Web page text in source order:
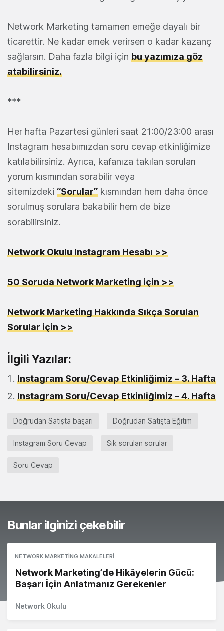
Network Marketing tamamen emeğe dayalı bir
ticarettir. Ne kadar emek verirsen o kadar kazanç
sağlarsın. Daha fazla bilgi için bu yazımıza göz
atabilirsiniz.
***
Her hafta Pazartesi günleri saat 21:00/23:00 arası
Instagram hesabımızdan soru cevap etkinliğimize
katılabilirsiniz. Ayrıca, kafanıza takılan soruları
yorum kısmından sorabilir veya
sitemizdeki “Sorular” kısmından hem daha önce
sorulmuş sorulara bakabilir hem de bize
sorabilirsiniz.
Network Okulu Instagram Hesabı >>
50 Soruda Network Marketing için >>
Network Marketing Hakkında Sıkça Sorulan
Sorular için >>
İlgili Yazılar:
Instagram Soru/Cevap Etkinliğimiz – 3. Hafta
Instagram Soru/Cevap Etkinliğimiz – 4. Hafta
Doğrudan Satışta başarı Doğrudan Satışta Eğitim
Instagram Soru Cevap Sık sorulan sorular
Soru Cevap
Bunlar ilginizi çekebilir
NETWORK MARKETING MAKALELERI
Network Marketing’de Hikâyelerin Gücü:
Başarı İçin Anlatmanız Gerekenler
Network Okulu